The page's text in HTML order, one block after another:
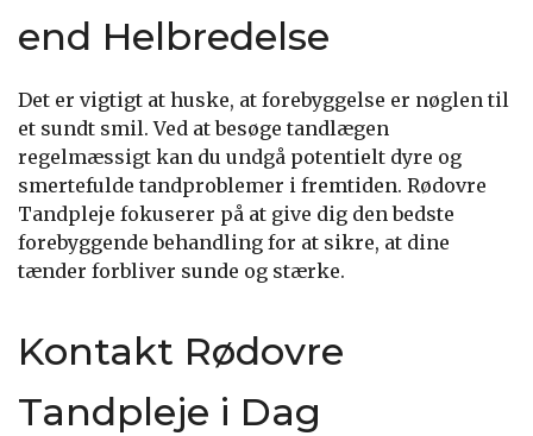
end Helbredelse
Det er vigtigt at huske, at forebyggelse er nøglen til
et sundt smil. Ved at besøge tandlægen
regelmæssigt kan du undgå potentielt dyre og
smertefulde tandproblemer i fremtiden. Rødovre
Tandpleje fokuserer på at give dig den bedste
forebyggende behandling for at sikre, at dine
tænder forbliver sunde og stærke.
Kontakt Rødovre
Tandpleje i Dag